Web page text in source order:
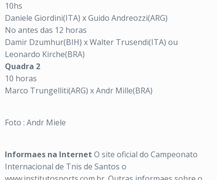
10hs
Daniele Giordini(ITA) x Guido Andreozzi(ARG)
No antes das 12 horas
Damir Dzumhur(BIH) x Walter Trusendi(ITA) ou
Leonardo Kirche(BRA)
Quadra 2
10 horas
Marco Trungelliti(ARG) x Andr Mille(BRA)
Foto : Andr Miele
Informaes na Internet O site oficial do Campeonato
Internacional de Tnis de Santos o